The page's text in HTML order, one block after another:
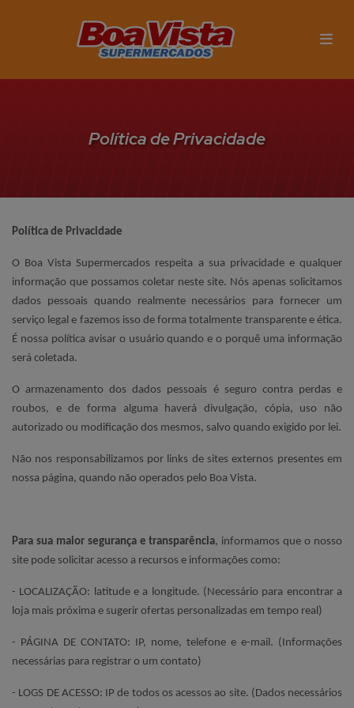
Política de Privacidade
Política de Privacidade
O Boa Vista Supermercados respeita a sua privacidade e qualquer
informação que possamos coletar neste site. Nós apenas solicitamos
dados pessoais quando realmente necessários para fornecer um
serviço legal e fazemos isso de forma totalmente transparente e ética.
É nossa política avisar o usuário quando e o porquê uma informação
será coletada.
O armazenamento dos dados pessoais é seguro contra perdas e
roubos, e de forma alguma haverá divulgação, cópia, uso não
autorizado ou modificação dos mesmos, salvo quando exigido por lei.
Não nos responsabilizamos por links de sites externos presentes em
nossa página, quando não operados pelo Boa Vista.
Para sua maior segurança e transparência, informamos que o nosso
site pode solicitar acesso a recursos e informações como:
- LOCALIZAÇÃO: latitude e a longitude. (Necessário para encontrar a
loja mais próxima e sugerir ofertas personalizadas em tempo real)
- PÁGINA DE CONTATO: IP, nome, telefone e e-mail. (Informações
necessárias para registrar o um contato)
- LOGS DE ACESSO: IP de todos os acessos ao site. (Dados necessários